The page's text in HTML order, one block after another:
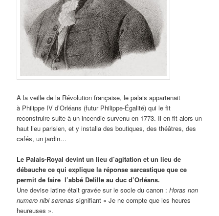
A la veille de la Révolution française, le palais appartenait
à Philippe IV d’Orléans (futur Philippe-Égalité) qui le fit
reconstruire suite à un incendie survenu en 1773. Il en fit alors un
haut lieu parisien, et y installa des boutiques, des théâtres, des
cafés, un jardin…
Le Palais-Royal devint un lieu d’agitation et un lieu de
débauche ce qui explique la réponse sarcastique que ce
permit de faire l’abbé Delille au duc d’Orléans.
Une devise latine était gravée sur le socle du canon :Horas non
numero nibi serenas signifiant « Je ne compte que les heures
heureuses ».